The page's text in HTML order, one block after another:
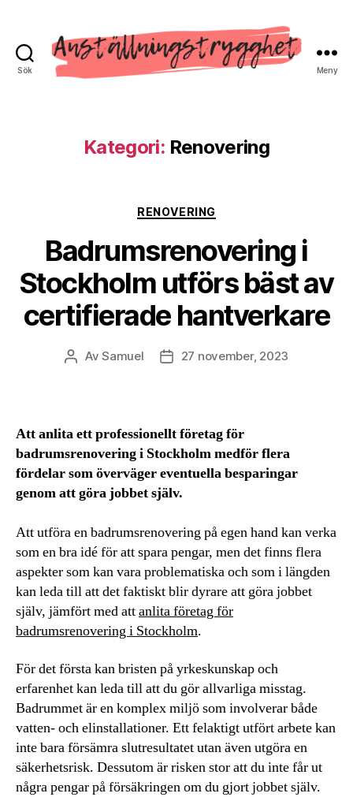
Sök Meny
Kategori: Renovering
Kategorier
RENOVERING
Badrumsrenovering i
Stockholm utförs bäst av
certifierade hantverkare
Inläggsförfattare
AvSamuel Inläggsdatum
27 november, 2023
Att anlita ett professionellt företag för
badrumsrenovering i Stockholm medför flera
fördelar som överväger eventuella besparingar
genom att göra jobbet själv.
Att utföra en badrumsrenovering på egen hand kan verka
som en bra idé för att spara pengar, men det finns flera
aspekter som kan vara problematiska och som i längden
kan leda till att det faktiskt blir dyrare att göra jobbet
själv, jämfört med attanlita företag för
badrumsrenovering i Stockholm.
För det första kan bristen på yrkeskunskap och
erfarenhet kan leda till att du gör allvarliga misstag.
Badrummet är en komplex miljö som involverar både
vatten- och elinstallationer. Ett felaktigt utfört arbete kan
inte bara försämra slutresultatet utan även utgöra en
säkerhetsrisk. Dessutom är risken stor att du inte får ut
några pengar på försäkringen om du gjort jobbet själv.